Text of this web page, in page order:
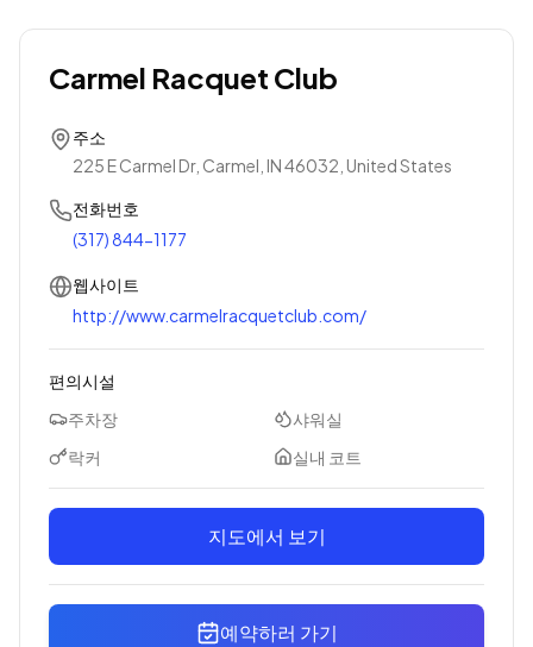
Carmel Racquet Club
주소
225 E Carmel Dr, Carmel, IN 46032, United States
전화번호
(317) 844-1177
웹사이트
http://www.carmelracquetclub.com/
편의시설
주차장
샤워실
락커
실내 코트
지도에서 보기
예약하러 가기